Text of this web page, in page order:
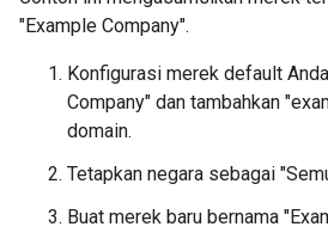
"Example Company".
Konfigurasi merek default
Company" dan tambahkan
domain.
Tetapkan negara sebagai
Buat merek baru bernama